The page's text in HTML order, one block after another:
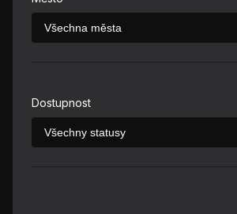
Dostupnost